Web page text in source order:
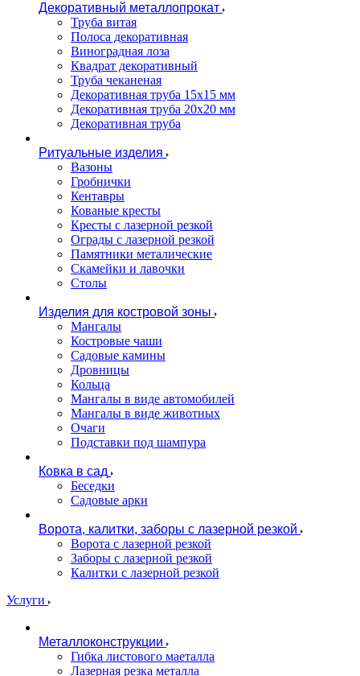
Декоративный металлопрокат
Труба витая
Полоса декоративная
Виноградная лоза
Квадрат декоративный
Труба чеканеная
Декоративная труба 15х15 мм
Декоративная труба 20х20 мм
Декоративная труба
Ритуальные изделия
Вазоны
Гробнички
Кентавры
Кованые кресты
Кресты с лазерной резкой
Ограды с лазерной резкой
Памятники металические
Скамейки и лавочки
Столы
Изделия для костровой зоны
Мангалы
Костровые чаши
Садовые камины
Дровницы
Кольца
Мангалы в виде автомобилей
Мангалы в виде животных
Очаги
Подставки под шампура
Ковка в сад
Беседки
Садовые арки
Ворота, калитки, заборы с лазерной резкой
Ворота с лазерной резкой
Заборы с лазерной резкой
Калитки с лазерной резкой
Услуги
Металлоконструкции
Гибка листового маеталла
Лазерная резка металла